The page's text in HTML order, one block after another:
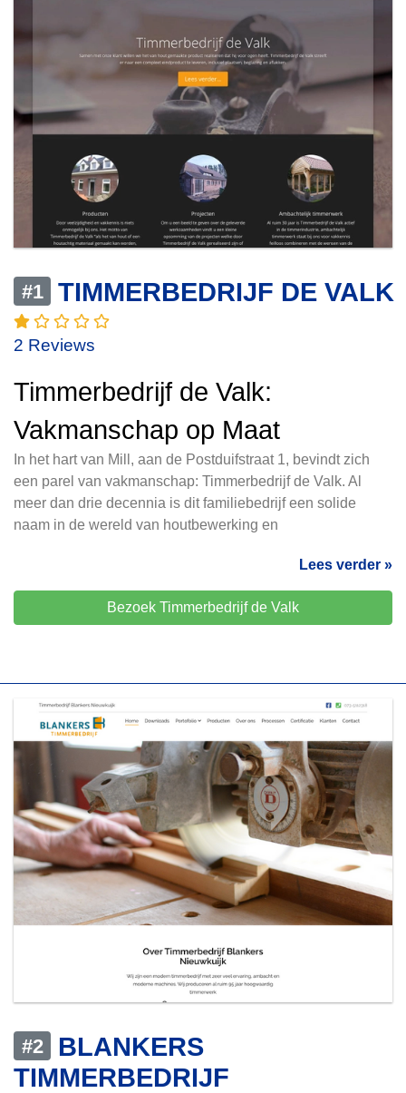
#1 TIMMERBEDRIJF DE VALK
2 Reviews
Timmerbedrijf de Valk:
Vakmanschap op Maat
In het hart van Mill, aan de Postduifstraat 1, bevindt zich
een parel van vakmanschap: Timmerbedrijf de Valk. Al
meer dan drie decennia is dit familiebedrijf een solide
naam in de wereld van houtbewerking en
Lees verder »
Bezoek Timmerbedrijf de Valk
#2
BLANKERS
TIMMERBEDRIJF